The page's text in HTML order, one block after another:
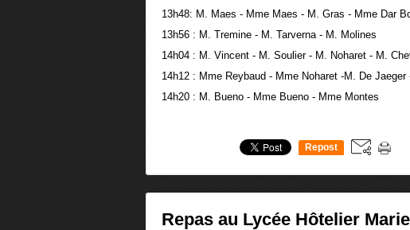
13h48: M. Maes - Mme Maes - M. Gras - Mme Dar
13h56 : M. Tremine - M. Tarverna - M. Molines
14h04 : M. Vincent - M. Soulier - M. Noharet - M.
14h12 : Mme Reybaud - Mme Noharet -M. De
14h20 : M. Bueno - Mme Bueno - Mme Montes
Repost
Repas au Lycée Hôtelier